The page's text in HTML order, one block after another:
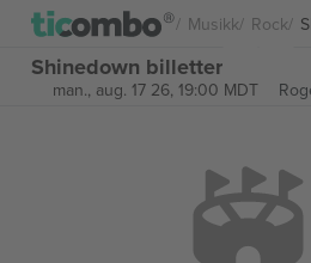
Musikk Rock
Shinedown billetter
man., aug. 17 26, 19:00 MDT